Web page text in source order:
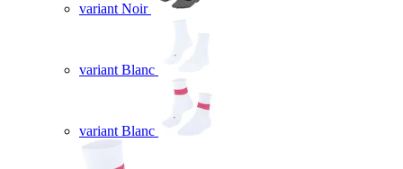
variant Noir
variant Blanc
variant Blanc